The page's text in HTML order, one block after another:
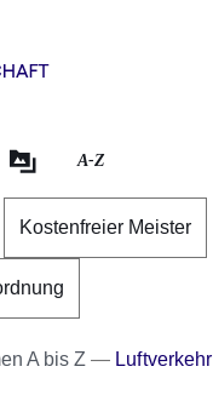
A-Z
Kostenfreier Meister
A bis Z Luftverkehr